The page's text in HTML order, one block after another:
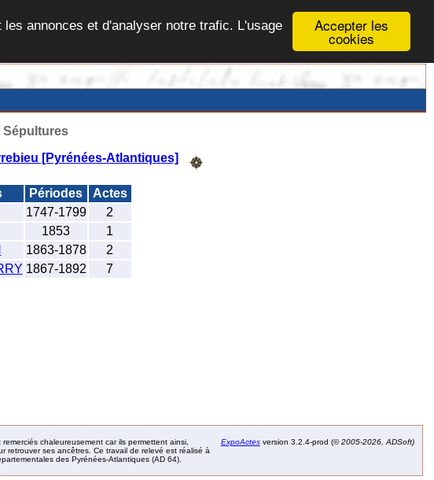
Accepter les
cookies
annonces et d'analyser notre trafic. L'usage
Sépultures
[Pyrénées-Atlantiques]
Périodes
Actes
1747-1799
2
1853
1
1863-1878
2
1867-1892 7
chaleureusement car ils permettent ainsi,
retrouver ses ancêtres. Ce travail de relevé est réalisé à
des Pyrénées-Atlantiques (AD 64).
ExpoActesversion 3.2.4-prod (©2005-2026, ADSoft)